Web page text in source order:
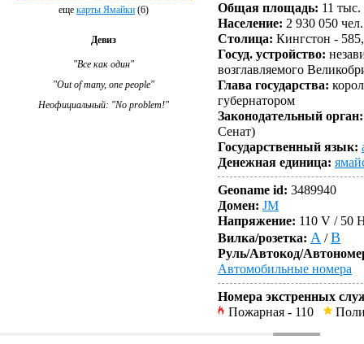
еще карты Ямайки (6)
Девиз
"Все как один"
"Out of many, one people"
Неофициальный: "No problem!"
Общая площадь: 11
Население: 2 930 050
Столица: Кингстон -
Госуд. устройство:
возглавляемого
Глава государства:
губернатором
Законодательный орган:
Сенат)
Государственный язык:
Денежная единица:
Geoname id: 3489940
Домен: JM
Напряжение: 110 V / 50
Вилка/розетка: A /B
Руль/Автокод/
Автомобильные номера
Номера экстренных
Пожарная - 110